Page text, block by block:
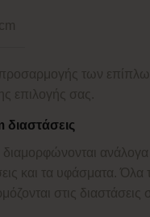
των
επιλογής σας.
διαστάσεις
διαμορφώνονται ανάλογα
και τα υφάσματα. Όλα
στις διαστάσεις